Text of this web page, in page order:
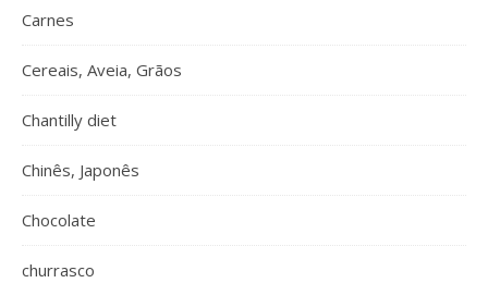
Carnes
Cereais, Aveia, Grãos
Chantilly diet
Chinês, Japonês
Chocolate
churrasco